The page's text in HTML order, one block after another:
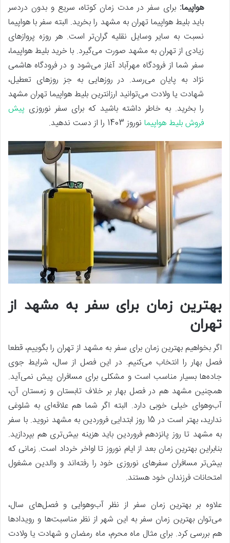
هواپیما: برای سفر در مدت زمان کوتاه، سریع و بدون دردسر
باید بلیط هواپیما تهران به مشهد را بخرید. البته سفر با هواپیما
نسبت به سایر وسایل نقلیه گران‌تر است. هر روزه پروازهای
زیادی از تهران به مشهد صورت می‌گیرد. با خرید بلیط هواپیما،
سفر شما از فرودگاه مهرآباد آغاز می‌شود و در فرودگاه هاشمی
نژاد به پایان می‌رسد. در روزهایی به جز روزهای تعطیل،
شهادت یا ولادت می‌توانید ارزانترین بلیط هواپیما تهران مشهد
را بخرید. به خاطر داشته باشید که برای سفر نوروزی پیش
فروش بلیط هواپیما نوروز 1403 را از دست ندهید.
بهترین زمان برای سفر به مشهد از
تهران
اگر بخواهیم بهترین زمان برای سفر به مشهد از تهران را بگوییم، قطعا
فصل بهار را انتخاب می‌کنیم. در این فصل از سال، شرایط جوی
جاده‌ها بسیار مناسب است و مشکلی برای مسافران پیش نمی‌آید.
همچنین مشهد هم در فصل بهار بر خلاف تابستان و زمستان آن،
آب‌وهوای خیلی خوبی دارد. البته اگر شما هم علاقه‌ای به شلوغی
ندارید، بهتر است در 15 روز ابتدایی فروردین به مشهد نروید. با سفر
به مشهد تا روز پانزدهم فروردین باید هزینه بیش‌تری هم بپردازید.
بنابراین بهترین زمان بعد از ایام نوروز تا اواخر خرداد است. زمانی که
بیش‌تر مسافران سفرهای نوروزی خود را رفته‌اند و والدین مشغول
امتحانات فرزندان خود هستند.
علاوه بر بهترین زمان سفر از نظر آب‌وهوایی و فصل‌های سال،
می‌توان بهترین زمان سفر به این شهر از نظر مناسبت‌ها و رویدادها
هم بررسی کرد. برای مثال ماه محرم، ماه رمضان و شهادت یا ولادت